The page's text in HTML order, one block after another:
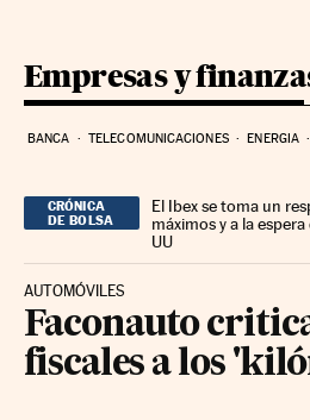
Empresas y
BANCA TELECOMUNICACIONES ENERGIA
CRÓNICA
DE BOLSA
El Ibex se toma un
máximos y a la
UU
AUTOMÓVILES
Faconauto
fiscales a los